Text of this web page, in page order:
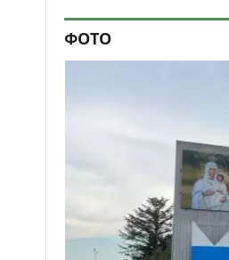
ФОТО